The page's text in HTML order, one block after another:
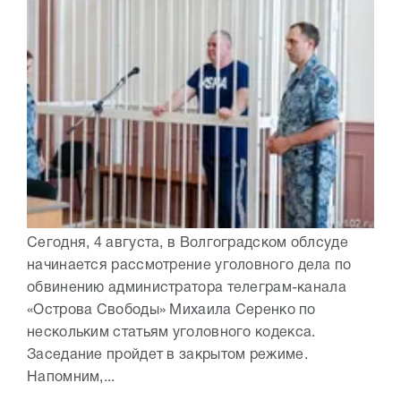
Сегодня, 4 августа, в Волгоградском облсуде
начинается рассмотрение уголовного дела по
обвинению администратора телеграм-канала
«Острова Свободы» Михаила Серенко по
нескольким статьям уголовного кодекса.
Заседание пройдет в закрытом режиме.
Напомним,...